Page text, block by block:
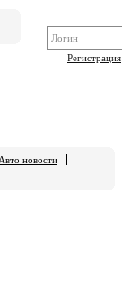
Регистрация
Авто новости